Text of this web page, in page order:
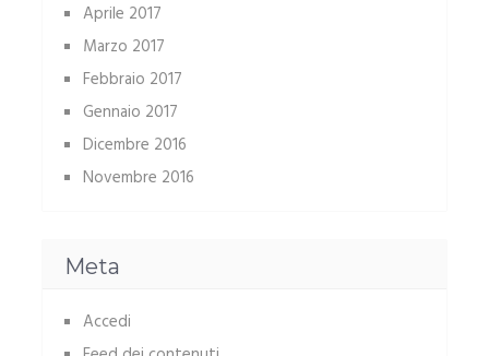
Aprile 2017
Marzo 2017
Febbraio 2017
Gennaio 2017
Dicembre 2016
Novembre 2016
Meta
Accedi